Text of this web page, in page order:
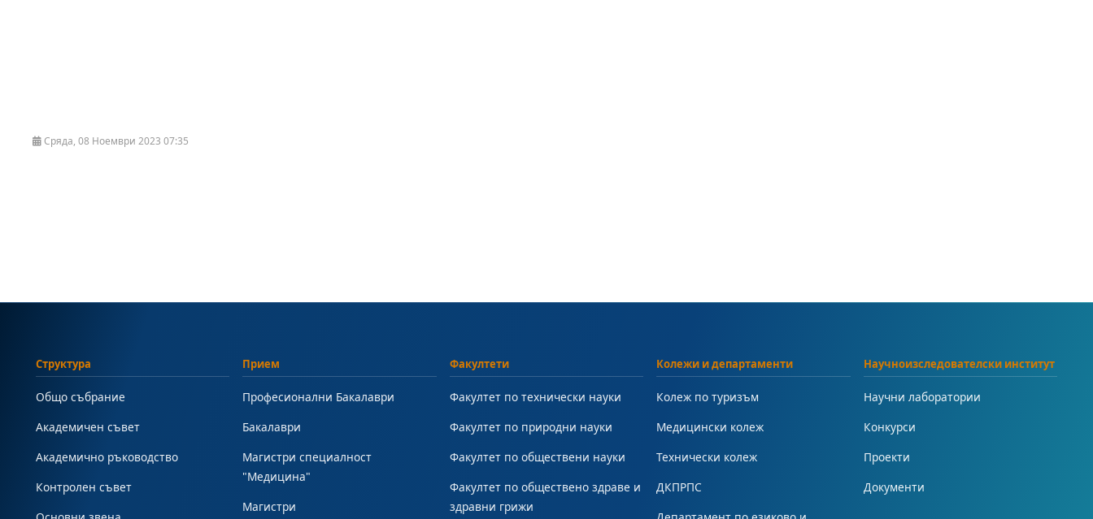
Сряда, 08 Ноември 2023 07:35
Структура
Общо събрание
Академичен съвет
Академично ръководство
Контролен съвет
Прием
Професионални Бакалаври
Бакалаври
Магистри специалност
"Медицина"
Магистри
Факултети
Факултет по технически науки
Факултет по природни науки
Факултет по обществени науки
Факултет по обществено здраве и
здравни грижи
Колежи и департаменти
Колеж по туризъм
Медицински колеж
Технически колеж
ДКПРПС
Научноизследователски институт
Научни лаборатории
Конкурси
Проекти
Документи